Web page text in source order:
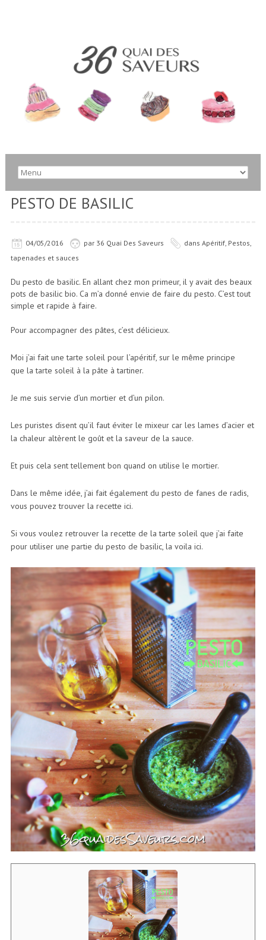
PESTO DE BASILIC
04/05/2016 par 36 Quai Des Saveurs dans Apéritif, Pestos,
tapenades et sauces
Du pesto de basilic. En allant chez mon primeur, il y avait des beaux
pots de basilic bio. Ca m’a donné envie de faire du pesto. C’est tout
simple et rapide à faire.
Pour accompagner des pâtes, c’est délicieux.
Moi j’ai fait une tarte soleil pour l’apéritif, sur le même principe
que la tarte soleil à la pâte à tartiner.
Je me suis servie d’un mortier et d’un pilon.
Les puristes disent qu’il faut éviter le mixeur car les lames d’acier et
la chaleur altèrent le goût et la saveur de la sauce.
Et puis cela sent tellement bon quand on utilise le mortier.
Dans le même idée, j’ai fait également du pesto de fanes de radis,
vous pouvez trouver la recette ici.
Si vous voulez retrouver la recette de la tarte soleil que j’ai faite
pour utiliser une partie du pesto de basilic, la voila ici.